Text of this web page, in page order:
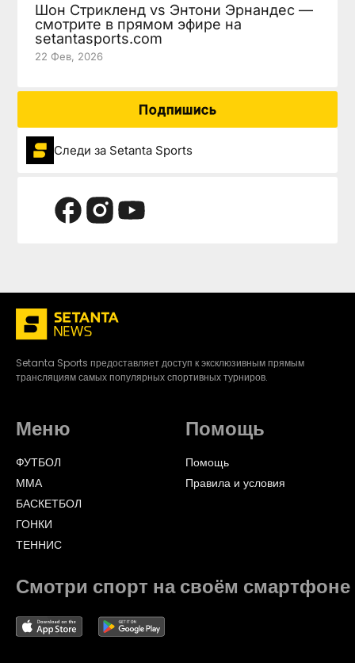
Шон Стрикленд vs Энтони Эрнандес —
смотрите в прямом эфире на
setantasports.com
22 Фев, 2026
Подпишись
Следи за Setanta Sports
Setanta Sports предоставляет доступ к эксклюзивным прямым
трансляциям самых популярных спортивных турниров.
Меню
ФУТБОЛ
ММА
БАСКЕТБОЛ
ГОНКИ
ТЕННИС
Помощь
Помощь
Правила и условия
Смотри спорт на своём смартфоне